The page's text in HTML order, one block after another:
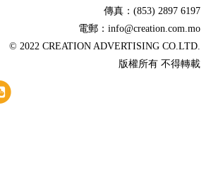
傳真：(853) 2897 6197
電郵：info@creation.com.mo
© 2022 CREATION ADVERTISING CO.LTD.
版權所有 不得轉載